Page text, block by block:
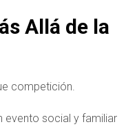
Allá de la
competición.
evento social y familiar